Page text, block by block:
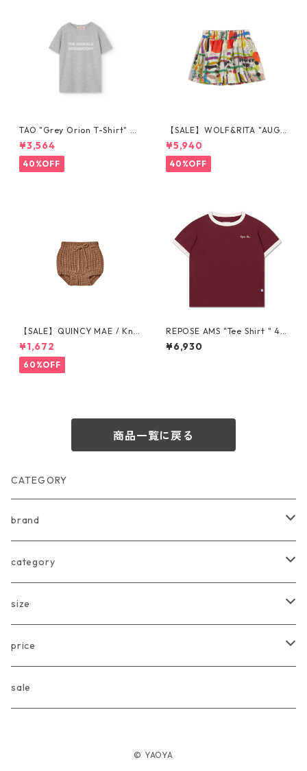
TAO "Grey Orion T-Shirt" 4y
-12y The Animals Observat
ory
¥3,564
40%OFF
【SALE】WOLF&RITA "AUGU
STO - SHORTS" POWER UP 4
y-12y
¥5,940
40%OFF
【SALE】QUINCY MAE / Knit
Tie Bloomer (12-18M/18-24
M/2-3Y)
¥1,672
60%OFF
REPOSE AMS "Tee Shirt " 4Y
-16Y
¥6,930
商品一覧に戻る
CATEGORY
brand
arkakama
Another Fox
CARLIJNQ
CIENTA
category
tops
bottoms
one piece
size
Baby
〜80cm
price
〜3000円
sale
© YAOYA